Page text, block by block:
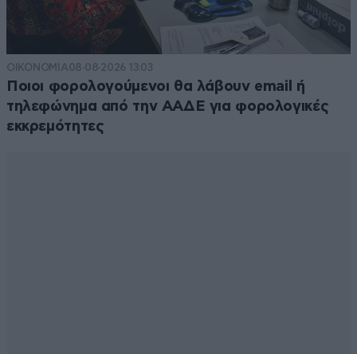
ΟΙΚΟΝΟΜΙΑ08·08·2026 13:03
Ποιοι φορολογούμενοι θα λάβουν email ή
τηλεφώνημα από την ΑΑΔΕ για φορολογικές
εκκρεμότητες